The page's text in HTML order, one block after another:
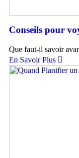
Conseils pour
Que faut-il savoir
En Savoir Plus